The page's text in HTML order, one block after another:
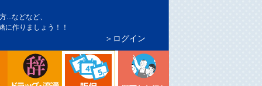
などなど、
に作りましょう！！
＞ログイン
ンバウンド対策
・マーケ分析
シニア向け売り場づくり流通業界・ドラッグストア用語辞典
ドラッグストア イベント販促カレンダー